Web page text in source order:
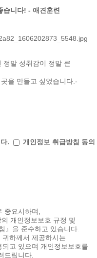
습니다! - 애견훈련
정말 성취감이 정말 큰
을 만들고 싶었습니다.-
.
개인정보 취급방침 동의
중요시하며,
개인정보보호 규정 및
』을 준수하고 있습니다.
하께서 제공하시는
고 있으며 개인정보보호를
드립니다.